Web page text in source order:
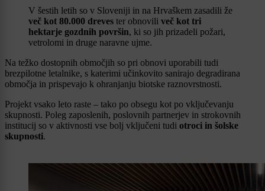
V šestih letih so v Sloveniji in na Hrvaškem zasadili že
več kot 80.000 dreves ter obnovili več kot tri
hektarje gozdnih površin, ki so jih prizadeli požari,
vetrolomi in druge naravne ujme.
Na težko dostopnih območjih so pri obnovi uporabili tudi
brezpilotne letalnike, s katerimi učinkovito sanirajo degradirana
območja in prispevajo k ohranjanju biotske raznovrstnosti.
Projekt vsako leto raste – tako po obsegu kot po vključevanju
skupnosti. Poleg zaposlenih, poslovnih partnerjev in strokovnih
institucij so v aktivnosti vse bolj vključeni tudi otroci in šolske
skupnosti.